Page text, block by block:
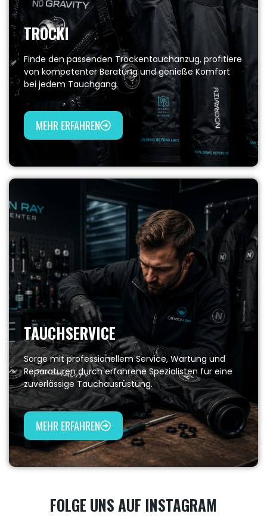
TROCKI
Finde den passenden Trockentauchanzug, profitiere
von kompetenter Beratung und genieße Komfort
bei jedem Tauchgang.
MEHR ERFAHREN
TAUCHSERVICE
Sorge mit professionellem Service, Wartung und
Reparaturen durch erfahrene Spezialisten für eine
zuverlässige Tauchausrüstung.
MEHR ERFAHREN
FOLGE UNS AUF INSTAGRAM